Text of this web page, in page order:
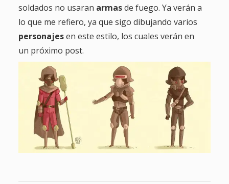
soldados no usaran armasde fuego. Ya verán a
lo que me refiero, ya que sigo dibujando varios
personajesen este estilo, los cuales verán en
un próximo post.